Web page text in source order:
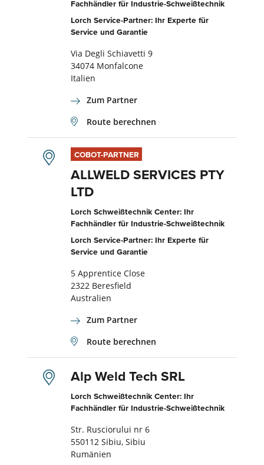
Fachhändler für Industrie-Schweißtechnik
Lorch Service-Partner: Ihr Experte für
Service und Garantie
Via Degli Schiavetti 9
34074 Monfalcone
Italien
Zum Partner
Route berechnen
COBOT-PARTNER
ALLWELD SERVICES PTY
LTD
Lorch Schweißtechnik Center: Ihr
Fachhändler für Industrie-Schweißtechnik
Lorch Service-Partner: Ihr Experte für
Service und Garantie
5 Apprentice Close
2322 Beresfield
Australien
Zum Partner
Route berechnen
Alp Weld Tech SRL
Lorch Schweißtechnik Center: Ihr
Fachhändler für Industrie-Schweißtechnik
Str. Rusciorului nr 6
550112 Sibiu, Sibiu
Rumänien